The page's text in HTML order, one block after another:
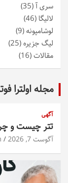
سری آ(35)
لالیگا (46)
لوشامپونه(9)
لیگ جزیره(25)
مقالات(16)
مجله اولترا
آگهی
تتر چیست و
آگوست 7, 2026